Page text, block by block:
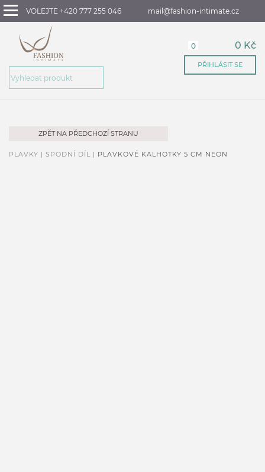
VOLEJTE +420 777 255 046 mail@fashion-intimate.cz
0 0 Kč
PŘIHLÁSIT SE
ZPĚT NA PŘEDCHOZÍ STRANU
PLAVKY | SPODNÍ DÍL | PLAVKOVÉ KALHOTKY 5 CM NEON